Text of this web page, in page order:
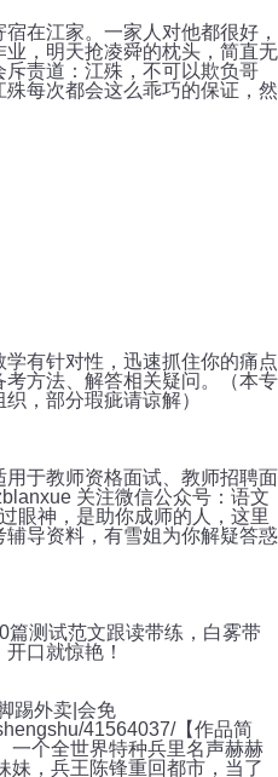
在江家。一家人对他都很好，
，明天抢凌舜的枕头，简直无
责道：江殊，不可以欺负哥
每次都会这么乖巧的保证，然
有针对性，迅速抓住你的痛点
方法、解答相关疑问。（本专
，部分瑕疵请谅解）
于教师资格面试、教师招聘面
关注微信公众号：语文
眼神，是助你成师的人，这里
导资料，有雪姐为你解疑答惑
篇测试范文跟读带练，白雾带
口就惊艳！
踢外卖|会免
41564037/【作品简
一个全世界特种兵里名声赫赫
妹，兵王陈锋重回都市，当了